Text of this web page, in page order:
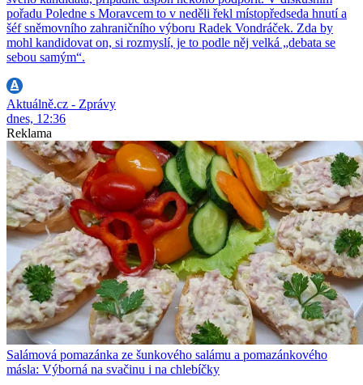
pořadu Poledne s Moravcem to v neděli řekl místopředseda hnutí a
šéf sněmovního zahraničního výboru Radek Vondráček. Zda by
mohl kandidovat on, si rozmyslí, je to podle něj velká „debata se
sebou samým“.
Aktuálně.cz - Zprávy
dnes, 12:36
Reklama
Salámová pomazánka ze šunkového salámu a pomazánkového
másla: Výborná na svačinu i na chlebíčky